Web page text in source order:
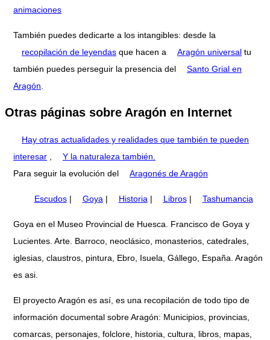
animaciones
También puedes dedicarte a los intangibles: desde la
recopilación de leyendas que hacen a Aragón universal tu
también puedes perseguir la presencia del
Santo Grial en
Aragón
Otras páginas sobre Aragón en Internet
Hay otras actualidades y realidades que también te pueden
interesar
Y la naturaleza también.
Para seguir la evolución del
Aragonés de Aragón
Escudos| Goya | Historia | Libros| Tashumancia
Goya en el Museo Provincial de Huesca. Francisco de Goya y
Lucientes. Arte. Barroco, neoclásico, monasterios, catedrales,
iglesias, claustros, pintura, Ebro, Isuela, Gállego, España. Aragón
es asi.
El proyecto Aragón es así, es una recopilación de todo tipo de
información documental sobre Aragón: Municipios, provincias,
comarcas, personajes, folclore, historia, cultura, libros, mapas,